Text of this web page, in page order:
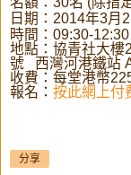
日期：2014年3月
時間：09:30-
地點：協青社大樓
號 西灣河港鐵站
收費：每堂港幣
報名： 按此網上付
分享